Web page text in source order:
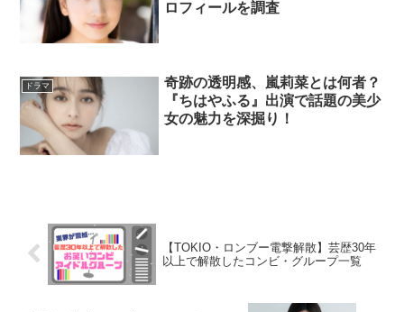
ロフィールを調査
ドラマ
奇跡の透明感、嵐莉菜とは何者？
『ちはやふる』出演で話題の美少
女の魅力を深掘り！
【TOKIO・ロンブー電撃解散】芸歴30年
以上で解散したコンビ・グループ一覧